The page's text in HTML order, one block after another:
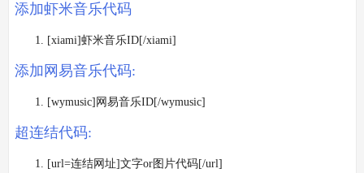
添加虾米音乐代码
[xiami]虾米音乐ID[/xiami]
添加网易音乐代码:
[wymusic]网易音乐ID[/wymusic]
超连结代码:
[url=连结网址]文字or图片代码[/url]